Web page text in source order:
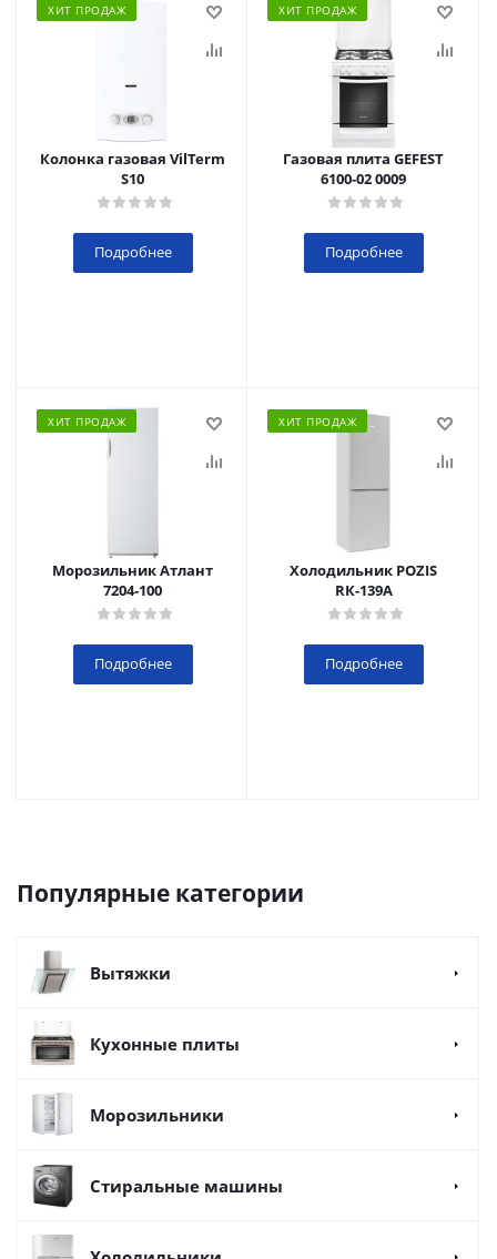
ХИТ ПРОДАЖ
Колонка газовая VilTerm
S10
Подробнее
ХИТ ПРОДАЖ
Газовая плита GEFEST
6100-02 0009
Подробнее
ХИТ ПРОДАЖ
Морозильник Атлант
7204-100
Подробнее
ХИТ ПРОДАЖ
Холодильник POZIS
RК-139А
Подробнее
Популярные категории
Вытяжки
Кухонные плиты
Морозильники
Стиральные машины